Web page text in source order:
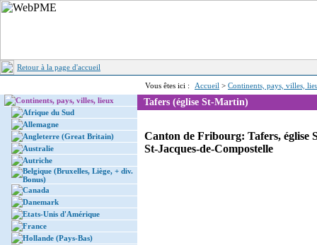
Retour à la page d'accueil
Vous êtes ici : Accueil > Continents, pays, villes,
Continents, pays, villes, lieux
Afrique du Sud
Allemagne
Angleterre (Great Britain)
Australie
Autriche
Belgique (Bruxelles, Liège, + div.
Bonus)
Canada
Danemark
Etats-Unis d'Amérique
France
Hollande (Pays-Bas)
Tafers (église St-Martin)
Canton de Fribourg: Tafers,
St-Jacques-de-Compostelle